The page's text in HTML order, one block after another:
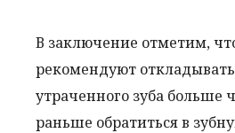
В заключение отметим,
рекомендуют
утраченного зуба больше
раньше обратиться в